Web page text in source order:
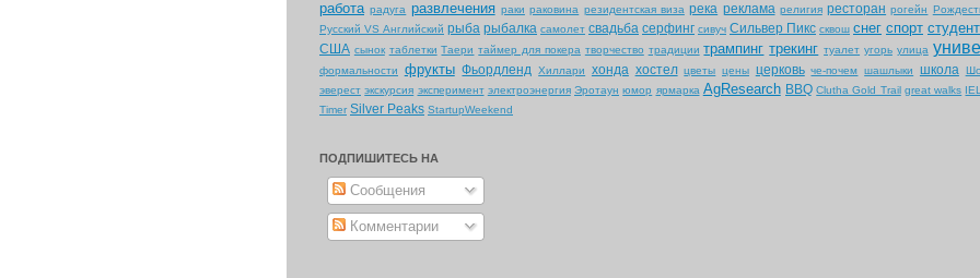
работа радуга развлечения раки раковина резидентская виза река реклама религия ресторан рогейн
Русский VS Английский рыба рыбалка самолет свадьба серфинг сивуч Сильвер Пикс сквош снег спорт
США сынок таблетки Таери таймер для покера творчество традиции трампинг трекинг туалет угорь улица
формальности фрукты Фьордленд Хиллари хонда хостел цветы цены церковь че-почем шашлыки школа
эверест экскурсия эксперимент электроэнергия Эротаун юмор ярмарка AgResearch BBQ Clutha Gold Trail great walks
Timer Silver Peaks StartupWeekend
ПОДПИШИТЕСЬ НА
Сообщения
Комментарии